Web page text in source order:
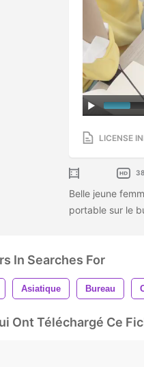
LICENSE
Belle jeune
portable sur le
In Searches For
Asiatique Bureau
Ont Téléchargé Ce